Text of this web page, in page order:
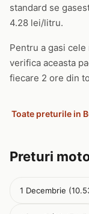
standard se
4.28 lei/litru.
Pentru a gasi
verifica aceasta
fiecare 2 ore din
Toate preturile in
Preturi
1 Decembrie